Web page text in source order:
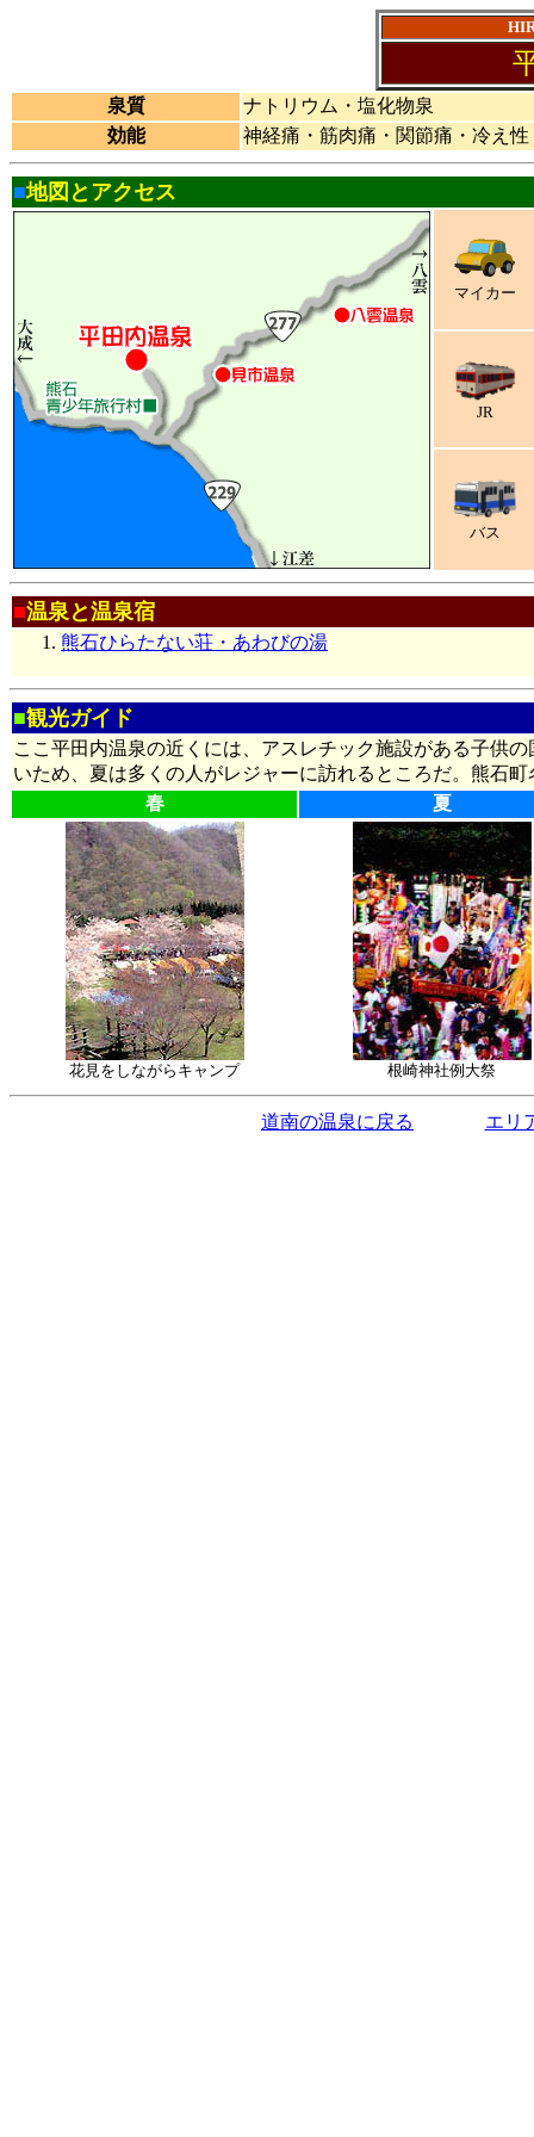
泉質
ナトリウム・塩化物泉
効能
神経痛・筋肉痛・関節痛・冷え
■地図とアクセス
マイカー
JR
バス
■温泉と温泉宿
熊石ひらたない荘・あわびの湯
■観光ガイド
ここ平田内温泉の近くには、アスレチック施設がある子供
いため、夏は多くの人がレジャーに訪れるところだ。熊石
春
夏
花見をしながらキャンプ 根崎神社例大祭
道南の温泉に戻る エリ